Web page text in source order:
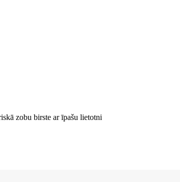
zobu birste ar īpašu lietotni